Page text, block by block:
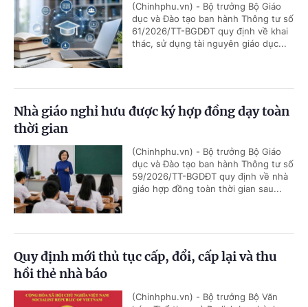
(Chinhphu.vn) - Bộ trưởng Bộ Giáo
dục và Đào tạo ban hành Thông tư số
61/2026/TT-BGDĐT quy định về khai
thác, sử dụng tài nguyên giáo dục...
Nhà giáo nghỉ hưu được ký hợp đồng dạy toàn
thời gian
(Chinhphu.vn) - Bộ trưởng Bộ Giáo
dục và Đào tạo ban hành Thông tư số
59/2026/TT-BGDĐT quy định về nhà
giáo hợp đồng toàn thời gian sau...
Quy định mới thủ tục cấp, đổi, cấp lại và thu
hồi thẻ nhà báo
(Chinhphu.vn) - Bộ trưởng Bộ Văn